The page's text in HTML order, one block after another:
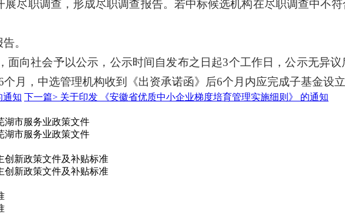
尽职调查，形成尽职调查报告。若中标候选机构在尽职调查中不
。
面向社会予以公示，公示时间自发布之日起3个工作日，公示无异议
月，中选管理机构收到《出资承诺函》后6个月内应完成子基金设
通知 下一篇> 关于印发 《安徽省优质中小企业梯度培育管理实施细则》 的通知
湖市服务业政策文件
湖市服务业政策文件
创新政策文件及补贴标准
创新政策文件及补贴标准